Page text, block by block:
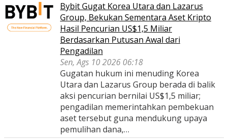
Bybit Gugat Korea Utara dan Lazarus
Group, Bekukan Sementara Aset Kripto
Hasil Pencurian US$1,5 Miliar
Berdasarkan Putusan Awal dari
Pengadilan
Sen, Ags 10 2026 06:18
Gugatan hukum ini menuding Korea
Utara dan Lazarus Group berada di balik
aksi pencurian bernilai US$1,5 miliar;
pengadilan memerintahkan pembekuan
aset tersebut guna mendukung upaya
pemulihan dana,…